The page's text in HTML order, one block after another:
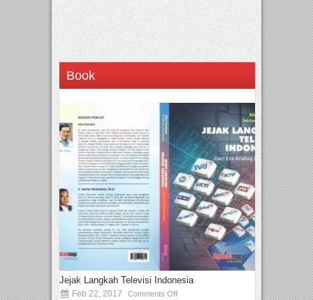
Book
Jejak Langkah Televisi Indonesia
Feb 22, 2017 Comments Off